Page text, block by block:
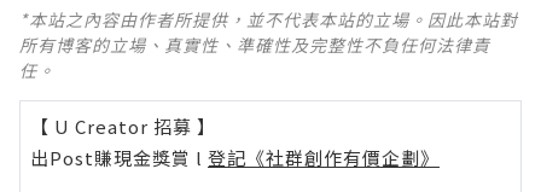
*本站之內容由作者所提供，並不代表本站的立場。因此本站對
所有博客的立場、真實性、準確性及完整性不負任何法律責
任。
【 U Creator 招募 】
出Post賺現金獎賞 l 登記《社群創作有價企劃》